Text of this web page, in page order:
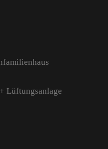
Lüftungsanlage